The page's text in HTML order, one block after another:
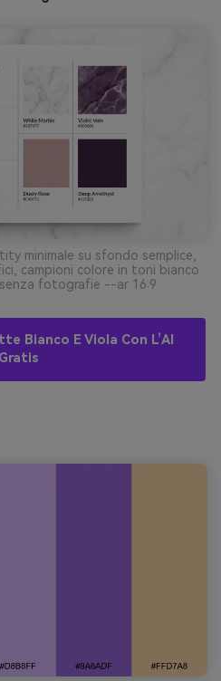
minimale su sfondo semplice,
campioni colore in toni bianco
fotografie --ar 16:9
Bianco E Viola Con L’AI
Gratis